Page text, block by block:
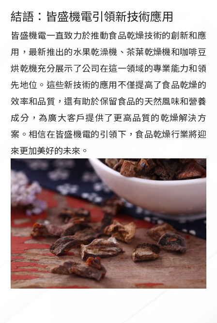
結語：皆盛機電引領新技術應用
皆盛機電一直致力於推動食品乾燥技術的創新和應
用，最新推出的水果乾澡機、茶葉乾燥機和咖啡豆
烘乾機充分展示了公司在這一領域的專業能力和領
先地位。這些新技術的應用不僅提高了食品乾燥的
效率和品質，還有助於保留食品的天然風味和營養
成分，為廣大客戶提供了更高品質的乾燥解決方
案。相信在皆盛機電的引領下，食品乾燥行業將迎
來更加美好的未來。